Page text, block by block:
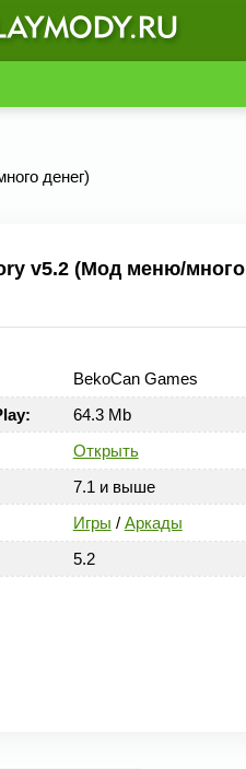
денег)
v5.2 (Мод меню/много
BekoCan Games
64.3 Mb
Открыть
7.1 и выше
Игры / Аркады
5.2